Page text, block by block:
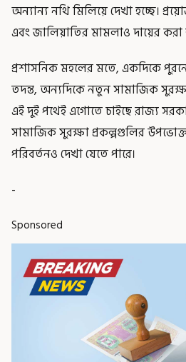
অন্যান্য নথি মিলিয়ে দেখা হচ্ছে।
এবং জালিয়াতির মামলাও দায়ের করা
প্রশাসনিক মহলের মতে, একদিকে
তদন্ত, অন্যদিকে নতুন সামাজিক
এই দুই পথেই এগোতে চাইছে রাজ্য
সামাজিক সুরক্ষা প্রকল্পগুলির
পরিবর্তনও দেখা যেতে পারে।
-
Sponsored